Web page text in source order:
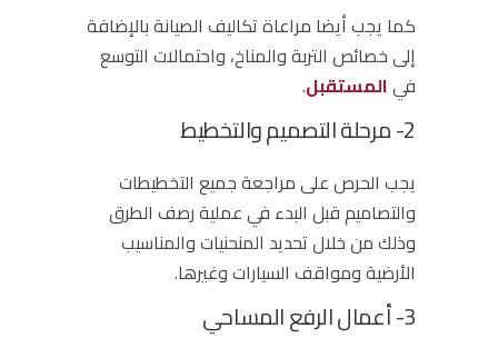
كما يجب أيضا مراعاة تكاليف الصيانة بالإضافة
إلى خصائص التربة والمناخ، واحتمالات التوسع
فيالمستقبل.
2- مرحلة التصميم والتخطيط
يجب الحرص على مراجعة جميع التخطيطات
والتصاميم قبل البدء في عملية رصف الطرق
وذلك من خلال تحديد المنحنيات والمناسيب
الأرضية ومواقف السيارات وغيرها.
3- أعمال الرفع المساحي